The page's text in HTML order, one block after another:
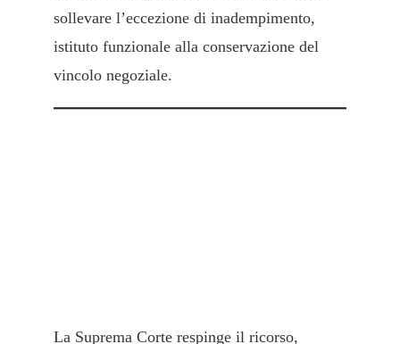
sollevare l’eccezione di inadempimento,
istituto funzionale alla conservazione del
vincolo negoziale.
La Suprema Corte respinge il ricorso,